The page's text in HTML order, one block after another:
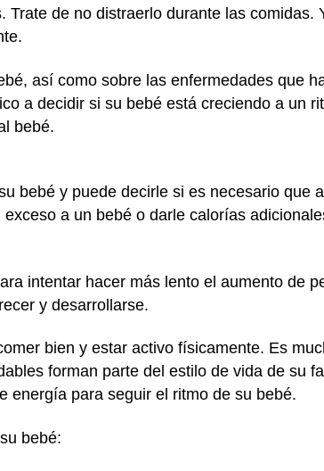
de no distraerlo durante las comidas.
así como sobre las enfermedades que
a decidir si su bebé está creciendo a un
bebé.
bebé y puede decirle si es necesario que
a un bebé o darle calorías
intentar hacer más lento el aumento de
y desarrollarse.
bien y estar activo físicamente. Es
forman parte del estilo de vida de su
energía para seguir el ritmo de su bebé.
bebé: